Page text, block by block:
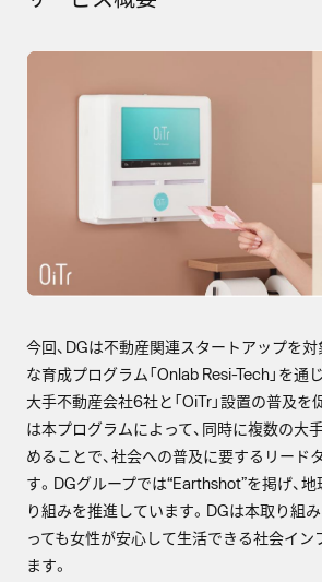
今回、DGは不動産関連スタートアップを
な育成プログラム「Onlab Resi-Tech」を通じ
大手不動産会社6社と「OiTr」設置の普及を
は本プログラムによって、同時に複数の大
めることで、社会への普及に要するリード
す。DGグループでは“Earthshot”を掲げ、
り組みを推進しています。DGは本取り組
っても女性が安心して生活できる社会イン
ます。